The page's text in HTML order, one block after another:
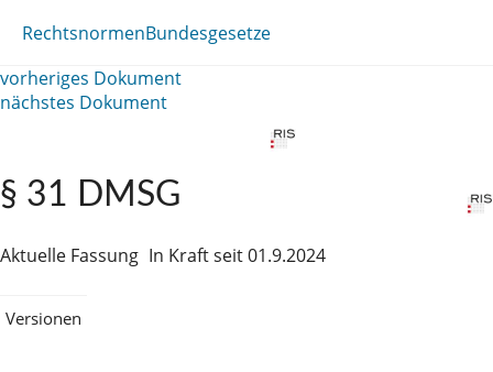
RechtsnormenBundesgesetze
vorheriges Dokument
nächstes Dokument
§ 31 DMSG
Aktuelle Fassung In Kraft seit 01.9.2024
Versionen